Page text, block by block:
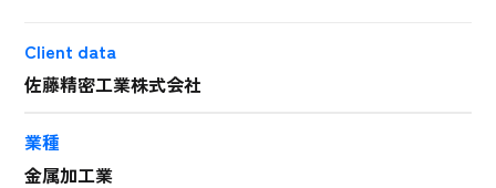
Client data
佐藤精密工業株式会社
業種
金属加工業